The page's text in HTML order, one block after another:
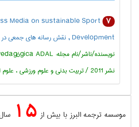
7
Media on sustainable Sport
Development , نقش رسانه های جمعی در امر توسعه ورزش
نشر 2011 / تربيت بدنی و علوم ورزشی ، علوم ارتباطات اجتماعی
موسسه ترجمه البرز با بیش از 15